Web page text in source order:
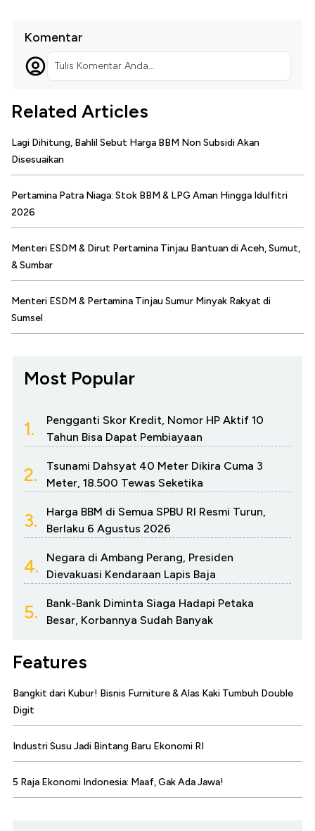
Komentar
Tulis Komentar Anda...
Related Articles
Lagi Dihitung, Bahlil Sebut Harga BBM Non Subsidi Akan
Disesuaikan
Pertamina Patra Niaga: Stok BBM & LPG Aman Hingga Idulfitri
2026
Menteri ESDM & Dirut Pertamina Tinjau Bantuan di Aceh, Sumut,
& Sumbar
Menteri ESDM & Pertamina Tinjau Sumur Minyak Rakyat di
Sumsel
Most Popular
1.
Pengganti Skor Kredit, Nomor HP Aktif 10
Tahun Bisa Dapat Pembiayaan
2.
Tsunami Dahsyat 40 Meter Dikira Cuma 3
Meter, 18.500 Tewas Seketika
3.
Harga BBM di Semua SPBU RI Resmi Turun,
Berlaku 6 Agustus 2026
4.
Negara di Ambang Perang, Presiden
Dievakuasi Kendaraan Lapis Baja
5.
Bank-Bank Diminta Siaga Hadapi Petaka
Besar, Korbannya Sudah Banyak
Features
Bangkit dari Kubur! Bisnis Furniture & Alas Kaki Tumbuh Double
Digit
Industri Susu Jadi Bintang Baru Ekonomi RI
5 Raja Ekonomi Indonesia: Maaf, Gak Ada Jawa!